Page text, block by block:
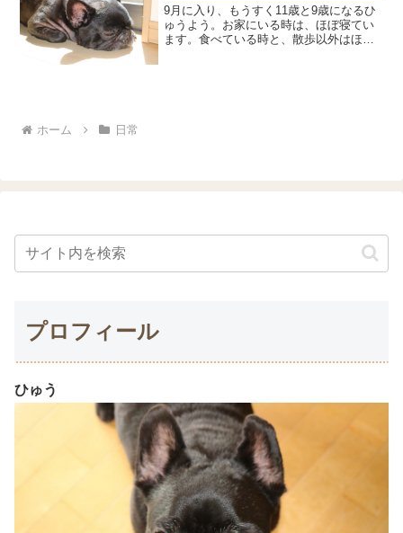
9月に入り、もうすく11歳と9歳になるひ
ゅうよう。お家にいる時は、ほぼ寝てい
ます。食べている時と、散歩以外はほと
ホーム 日常
プロフィール
ひゅう